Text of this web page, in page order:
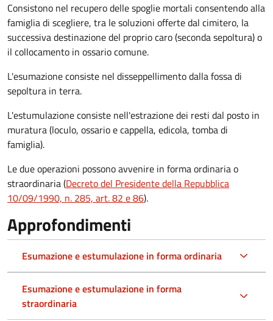
Consistono nel recupero delle spoglie mortali consentendo alla
famiglia di scegliere, tra le soluzioni offerte dal cimitero, la
successiva destinazione del proprio caro (seconda sepoltura)o
il collocamento in ossario comune.
L'esumazione consiste nel disseppellimento dalla fossa di
sepoltura in terra.
L'estumulazione consiste nell'estrazione dei resti dal posto in
muratura (loculo, ossario e cappella, edicola, tomba di
famiglia).
Le due operazioni possono avvenire in forma ordinaria o
straordinaria (Decreto del Presidente della Repubblica
10/09/1990, n. 285, art. 82 e 86).
Approfondimenti
Esumazione e estumulazione in forma ordinaria
Esumazione e estumulazione in forma
straordinaria